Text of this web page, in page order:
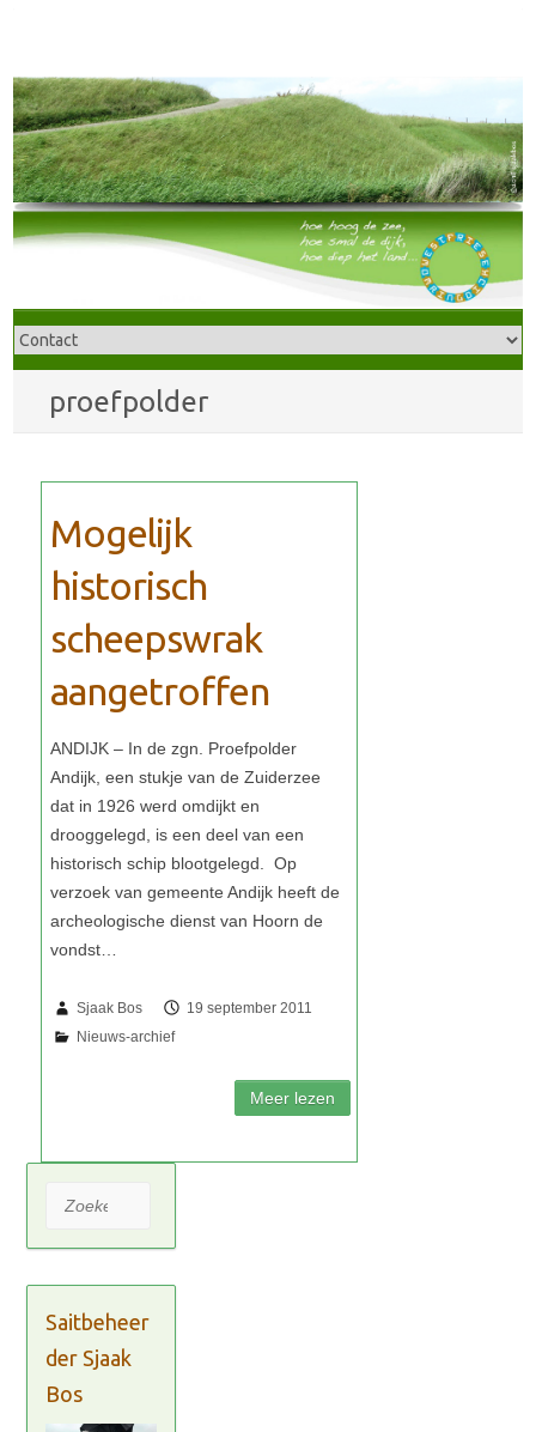
proefpolder
Mogelijk
historisch
scheepswrak
aangetroffen
Sjaak Bos 19 september 2011
Zoeken
Saitbeheer
der Sjaak
Bos